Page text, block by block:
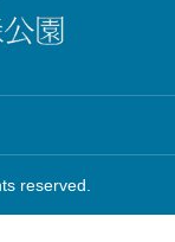
reserved.